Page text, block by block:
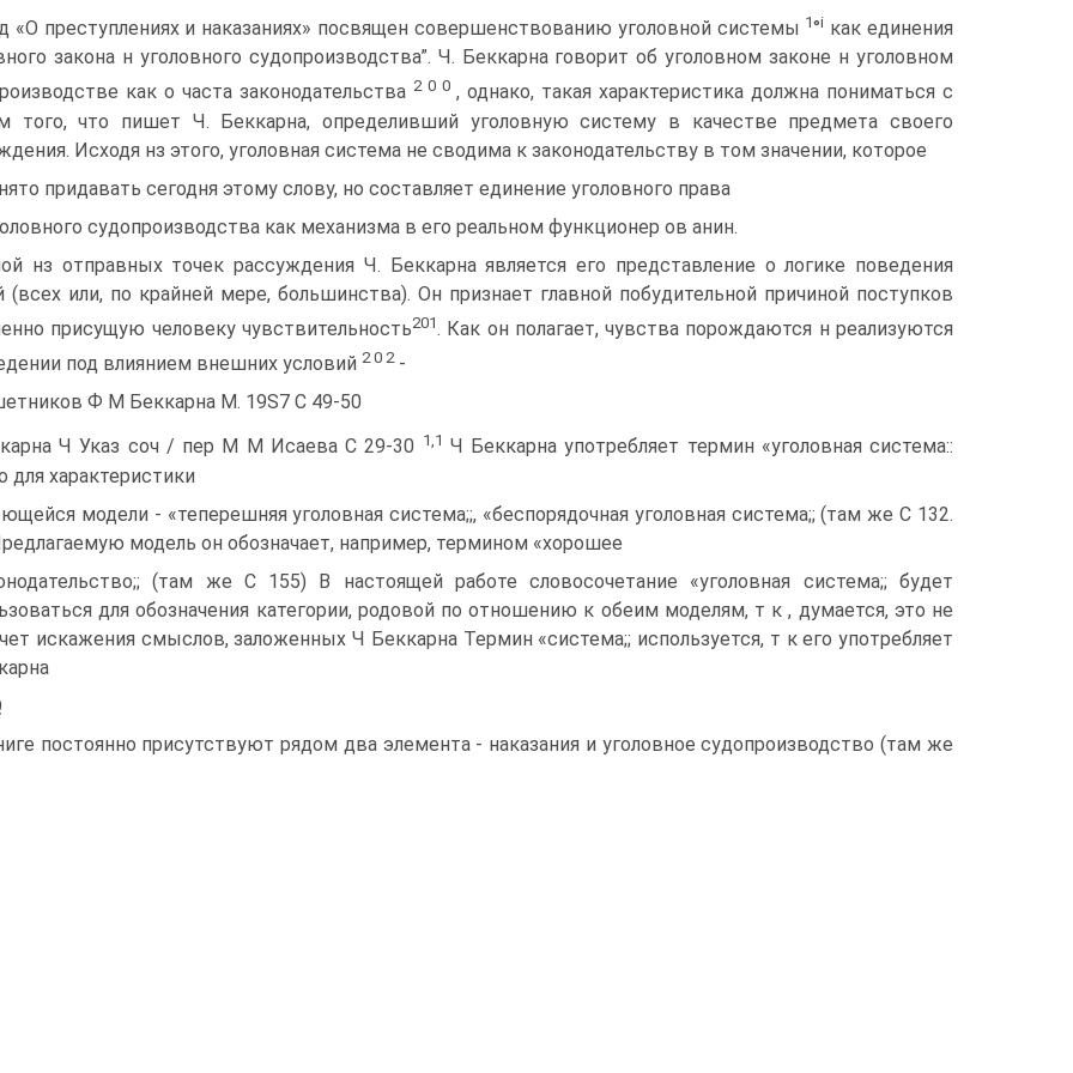
«О преступлениях и наказаниях» посвящен совершенствованию уголовной системы 1°i как единения
закона н уголовного судопроизводства”. Ч. Беккарна говорит об уголовном законе н уголовном
как о часта законодательства 2 0 0, однако, такая характеристика должна пониматься с
того, что пишет Ч. Беккарна, определивший уголовную систему в качестве предмета своего
Исходя нз этого, уголовная система не сводима к законодательству в том значении, которое
придавать сегодня этому слову, но составляет единение уголовного права
судопроизводства как механизма в его реальном функционер ов анин.
нз отправных точек рассуждения Ч. Беккарна является его представление о логике поведения
(всех или, по крайней мере, большинства). Он признает главной побудительной причиной поступков
присущую человеку чувствительность201. Как он полагает, чувства порождаются н реализуются
под влиянием внешних условий 2 0 2-
Ф М Беккарна М. 19S7 С 49-50
Ч Указ соч / пер М М Исаева С 29-30 1,1 Ч Беккарна употребляет термин «уголовная система::
для характеристики
модели - «теперешняя уголовная система;;, «беспорядочная уголовная система;; (там же С 132.
модель он обозначает, например, термином «хорошее
(там же С 155) В настоящей работе словосочетание «уголовная система;; будет
для обозначения категории, родовой по отношению к обеим моделям, т к , думается, это не
искажения смыслов, заложенных Ч Беккарна Термин «система;; используется, т к его употребляет
постоянно присутствуют рядом два элемента - наказания и уголовное судопроизводство (там же